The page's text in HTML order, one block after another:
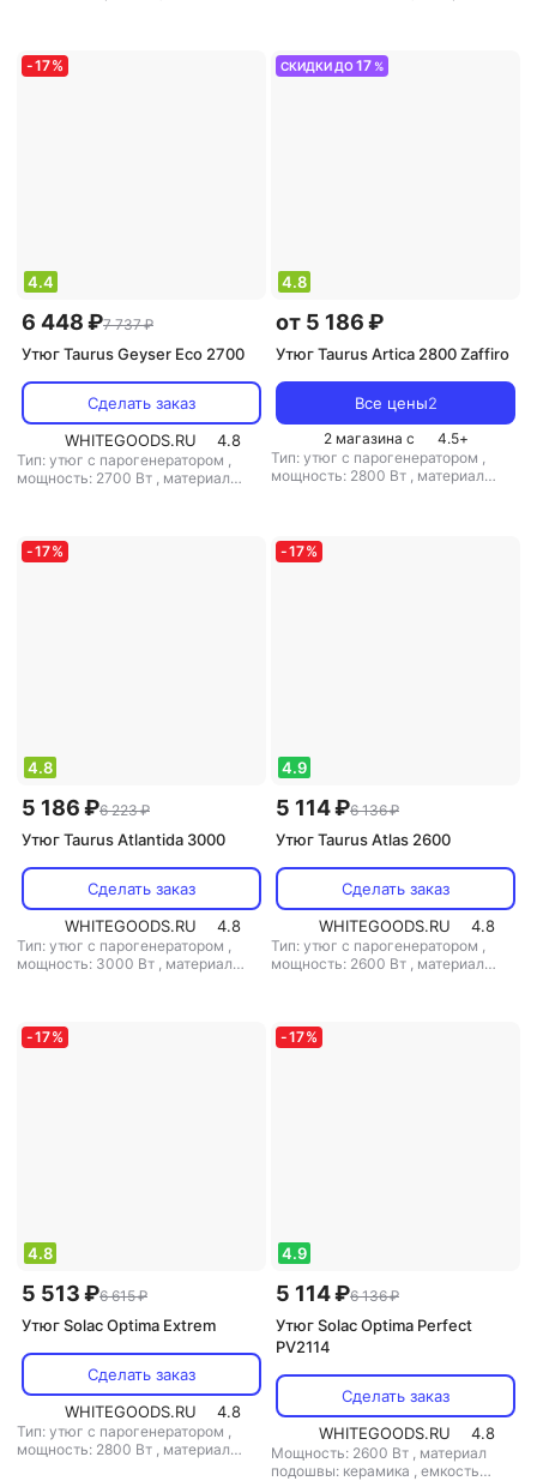
-17%
4.4
6 448 ₽7 737 ₽
Утюг Taurus Geyser Eco 2700
Сделать заказ
WHITEGOODS.RU
4.8
Тип: утюг с парогенератором ,
мощность: 2700 Вт , материал
СКИДКИ ДО17 %
4.8
от 5 186 ₽
Утюг Taurus Artica 2800 Zaffiro
Все цены2
2 магазина с 4.5+
Тип: утюг с парогенератором ,
мощность: 2800 Вт , материал
-17%
4.8
5 186 ₽6 223 ₽
Утюг Taurus Atlantida 3000
Сделать заказ
WHITEGOODS.RU
4.8
Тип: утюг с парогенератором ,
мощность: 3000 Вт , материал
-17%
4.9
5 114 ₽6 136 ₽
Утюг Taurus Atlas 2600
Сделать заказ
WHITEGOODS.RU
4.8
Тип: утюг с парогенератором ,
мощность: 2600 Вт , материал
-17%
4.8
5 513 ₽6 615 ₽
Утюг Solac Optima Extrem
Сделать заказ
WHITEGOODS.RU
4.8
Тип: утюг с парогенератором ,
мощность: 2800 Вт , материал
-17%
4.9
5 114 ₽6 136 ₽
Утюг Solac Optima Perfect
PV2114
Сделать заказ
WHITEGOODS.RU
4.8
Мощность: 2600 Вт , материал
подошвы: керамика , емкость